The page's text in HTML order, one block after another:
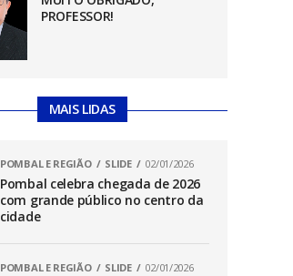
PROFESSOR!
MAIS LIDAS
POMBAL E REGIÃO SLIDE 02/01/2026
Pombal celebra chegada de 2026
com grande público no centro da
cidade
POMBAL E REGIÃO SLIDE 02/01/2026